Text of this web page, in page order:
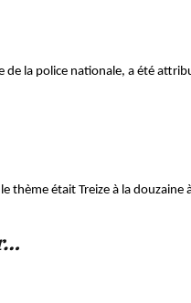
de la police nationale, a été
thème était Treize à la douzaine